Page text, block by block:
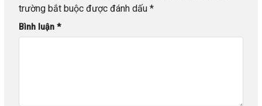
trường bắt buộc được đánh dấu *
Bình luận *